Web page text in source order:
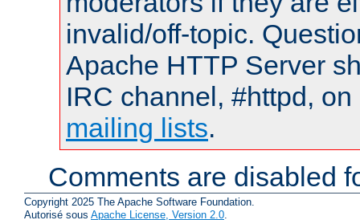
invalid/off-topic.
Apache HTTP Server
IRC channel, #httpd,
mailing lists.
Comments are disabled
Copyright 2025 The Apache Software Foundation.
Autorisé sous Apache License, Version 2.0